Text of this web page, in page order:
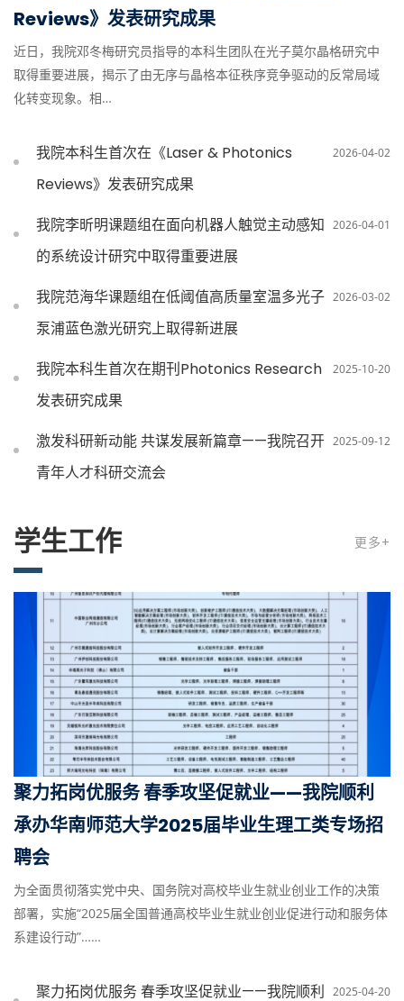
Reviews》发表研究成果
近日，我院邓冬梅研究员指导的本科生团队在光子莫尔晶格研究中
取得重要进展，揭示了由无序与晶格本征秩序竞争驱动的反常局域
化转变现象。相…
2026-04-02
我院本科生首次在《Laser & Photonics
Reviews》发表研究成果
2026-04-01
我院李昕明课题组在面向机器人触觉主动感知
的系统设计研究中取得重要进展
2026-03-02
我院范海华课题组在低阈值高质量室温多光子
泵浦蓝色激光研究上取得新进展
2025-10-20
我院本科生首次在期刊Photonics Research
发表研究成果
2025-09-12
激发科研新动能 共谋发展新篇章——我院召开
青年人才科研交流会
学生工作 更多+
聚力拓岗优服务 春季攻坚促就业——我院顺利
承办华南师范大学2025届毕业生理工类专场招
聘会
为全面贯彻落实党中央、国务院对高校毕业生就业创业工作的决策
部署，实施“2025届全国普通高校毕业生就业创业促进行动和服务体
系建设行动”……
2025-04-20
聚力拓岗优服务 春季攻坚促就业——我院顺利